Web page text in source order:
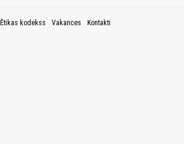
Ētikas kodekss Vakances Kontakti